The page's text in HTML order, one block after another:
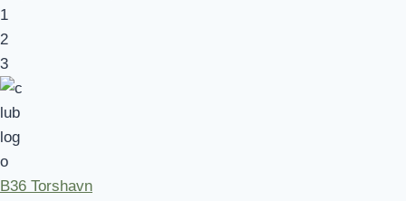
1
2
3
B36 Torshavn